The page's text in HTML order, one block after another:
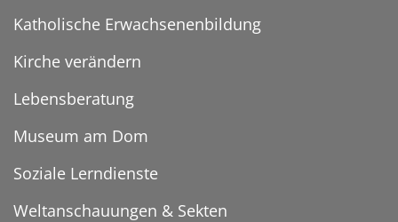
Katholische Erwachsenenbildung
Kirche verändern
Lebensberatung
Museum am Dom
Soziale Lerndienste
Weltanschauungen & Sekten